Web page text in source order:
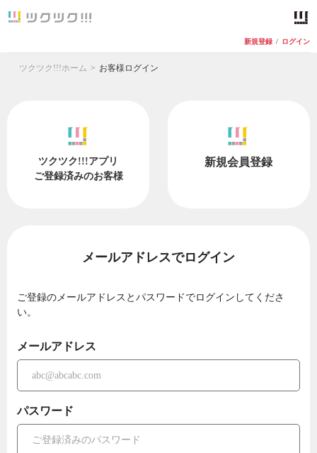
新規登録 / ログイン
ツクツク!!!ホーム お客様ログイン
ツクツク!!!アプリ
ご登録済みのお客様
新規会員登録
メールアドレスでログイン
ご登録のメールアドレスとパスワードでログインしてくださ
い。
メールアドレス
パスワード